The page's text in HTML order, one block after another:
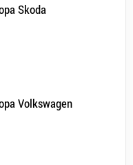
Skoda
Volkswagen